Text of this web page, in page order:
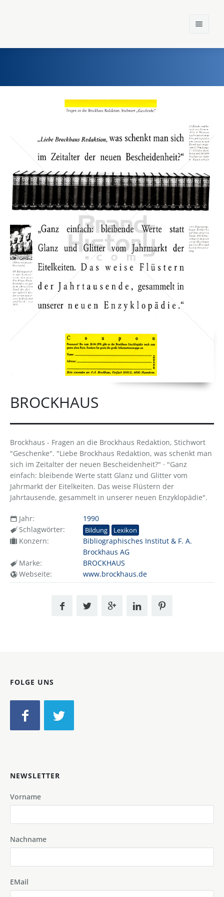
Marken
Konzerne
Epoche
BROCKHAUS
Brockhaus - Fragen an die Brockhaus Redaktion, Stichwort
"Geschenke". "Liebe Brockhaus Redaktion, was schenkt man
sich im Zeitalter der neuen Bescheidenheit?" · "Ganz
einfach: bleibende Werte statt Glanz und Glitter vom
Jahrmarkt der Eitelkeiten. Das weise Flüstern der
Jahrtausende, gesammelt in unserer neuen Enzyklopädie".
Jahr:
1990
Schlagwörter:
Bildung Lexikon
Konzern:
Bibliographisches Institut & F. A.
Brockhaus AG
Marke:
BROCKHAUS
Webseite:
www.brockhaus.de
FOLGE UNS
NEWSLETTER
Vorname
Nachname
EMail